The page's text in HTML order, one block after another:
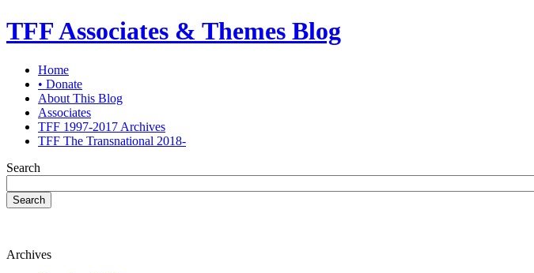
TFF Associates & Themes Blog
Home
• Donate
About This Blog
Associates
TFF 1997-2017 Archives
TFF The Transnational 2018-
Search
Search
Archives